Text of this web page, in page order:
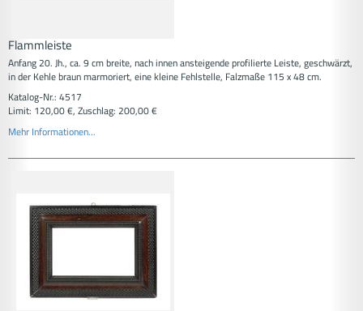
Flammleiste
Anfang 20. Jh., ca. 9 cm breite, nach innen ansteigende profilierte Leiste, geschwärzt,
in der Kehle braun marmoriert, eine kleine Fehlstelle, Falzmaße 115 x 48 cm.
Katalog-Nr.: 4517
Limit: 120,00 €, Zuschlag: 200,00 €
Mehr Informationen...